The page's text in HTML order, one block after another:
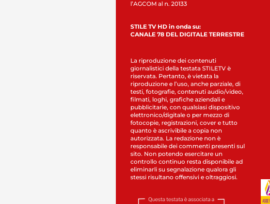
l’AGCOM al n. 20133
STILE TV HD in onda su:
CANALE 78 DEL DIGITALE TERRESTRE
La riproduzione dei contenuti
giornalistici della testata STILETV è
riservata. Pertanto, è vietata la
riproduzione e l’uso, anche parziale, di
testi, fotografie, contenuti audio/video,
filmati, loghi, grafiche aziendali e
pubblicitarie, con qualsiasi dispositivo
elettronico/digitale o per mezzo di
fotocopie, registrazioni, cover e tutto
quanto è ascrivibile a copia non
autorizzata. La redazione non è
responsabile dei commenti presenti sul
sito. Non potendo esercitare un
controllo continuo resta disponibile ad
eliminarli su segnalazione qualora gli
stessi risultano offensivi e oltraggiosi.